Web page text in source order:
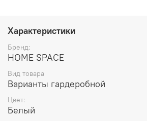
Характеристики
Бренд:
HOME SPACE
Вид товара
Варианты гардеробной
Цвет:
Белый